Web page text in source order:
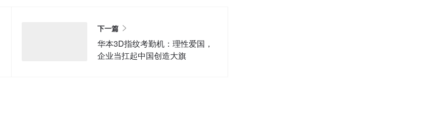
下一篇
华本3D指纹考勤机：理性爱国，
企业当扛起中国创造大旗